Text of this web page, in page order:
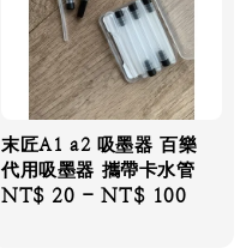
末匠A1 a2 吸墨器 百樂
代用吸墨器 攜帶卡水管
Regular
NT$ 20 -NT$ 100